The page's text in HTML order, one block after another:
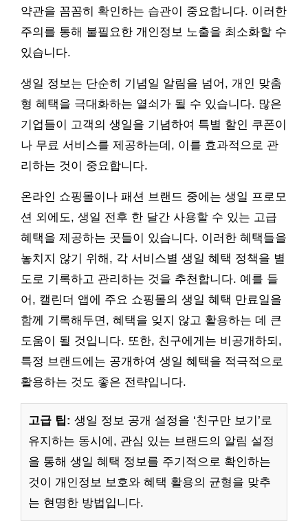
약관을 꼼꼼히 확인하는 습관이 중요합니다. 이러한
주의를 통해 불필요한 개인정보 노출을 최소화할 수
있습니다.
생일 정보는 단순히 기념일 알림을 넘어, 개인 맞춤
형 혜택을 극대화하는 열쇠가 될 수 있습니다. 많은
기업들이 고객의 생일을 기념하여 특별 할인 쿠폰이
나 무료 서비스를 제공하는데, 이를 효과적으로 관
리하는 것이 중요합니다.
온라인 쇼핑몰이나 패션 브랜드 중에는 생일 프로모
션 외에도, 생일 전후 한 달간 사용할 수 있는 고급
혜택을 제공하는 곳들이 있습니다. 이러한 혜택들을
놓치지 않기 위해, 각 서비스별 생일 혜택 정책을 별
도로 기록하고 관리하는 것을 추천합니다. 예를 들
어, 캘린더 앱에 주요 쇼핑몰의 생일 혜택 만료일을
함께 기록해두면, 혜택을 잊지 않고 활용하는 데 큰
도움이 될 것입니다. 또한, 친구에게는 비공개하되,
특정 브랜드에는 공개하여 생일 혜택을 적극적으로
활용하는 것도 좋은 전략입니다.
고급 팁: 생일 정보 공개 설정을 ‘친구만 보기’로
유지하는 동시에, 관심 있는 브랜드의 알림 설정
을 통해 생일 혜택 정보를 주기적으로 확인하는
것이 개인정보 보호와 혜택 활용의 균형을 맞추
는 현명한 방법입니다.